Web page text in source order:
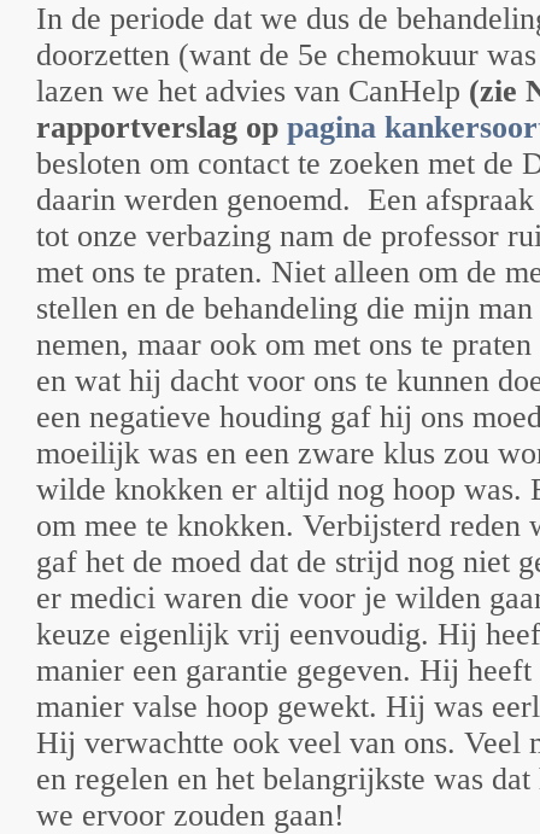
In de periode dat we dus de
doorzetten (want de 5e chemokuur
lazen we het advies van CanHelp (zie
rapportverslag op pagina
besloten om contact te zoeken met de
daarin werden genoemd. Een
tot onze verbazing nam de professor
met ons te praten. Niet alleen om de
stellen en de behandeling die mijn
nemen, maar ook om met ons te
en wat hij dacht voor ons te kunnen
een negatieve houding gaf hij ons
moeilijk was en een zware klus zou
wilde knokken er altijd nog hoop was.
om mee te knokken. Verbijsterd reden
gaf het de moed dat de strijd nog niet
er medici waren die voor je wilden
keuze eigenlijk vrij eenvoudig. Hij
manier een garantie gegeven. Hij heeft
manier valse hoop gewekt. Hij was
Hij verwachtte ook veel van ons. Veel
en regelen en het belangrijkste was
we ervoor zouden gaan!